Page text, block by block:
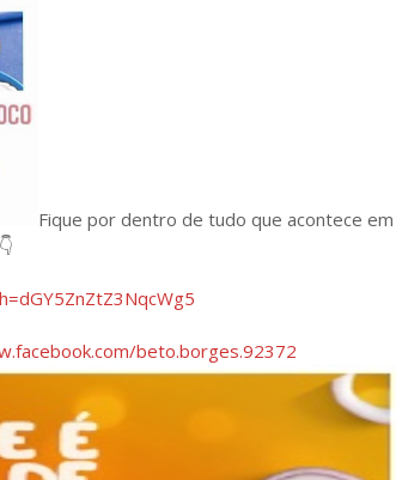
Fique por dentro de tudo que acontece em
beto.borges.92372